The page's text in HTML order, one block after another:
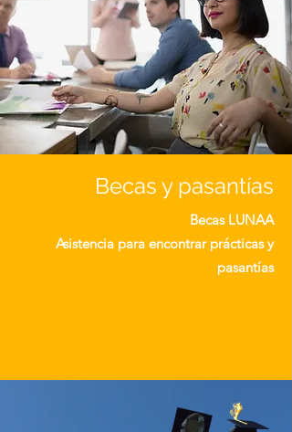
Becas y pasantías
Becas LUNAA
Asistencia para encontrar prácticas y
pasantías